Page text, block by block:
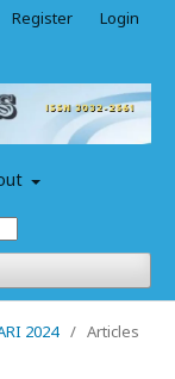
Register Login
2024 / Articles